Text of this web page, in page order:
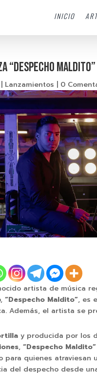
INICIO
“Despecho
| Lanzamientos | 0
artista de música
“Despecho Maldito”, es
Además, el artista se
y producida por los
, “Despecho Maldito”
para quienes atraviesan
del despecho desde